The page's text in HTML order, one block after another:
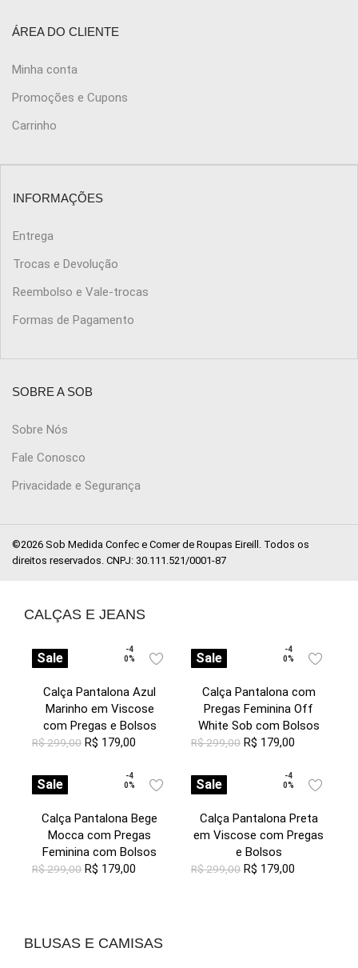
ÁREA DO CLIENTE
Minha conta
Promoções e Cupons
Carrinho
INFORMAÇÕES
Entrega
Trocas e Devolução
Reembolso e Vale-trocas
Formas de Pagamento
SOBRE A SOB
Sobre Nós
Fale Conosco
Privacidade e Segurança
©2026 Sob Medida Confec e Comer de Roupas Eireill. Todos os
direitos reservados. CNPJ: 30.111.521/0001-87
CALÇAS E JEANS
Sale
-4
0%
Calça Pantalona Azul
Marinho em Viscose
com Pregas e Bolsos
R$299,00 R$ 179,00
Sale
-4
0%
Calça Pantalona com
Pregas Feminina Off
White Sob com Bolsos
R$299,00 R$ 179,00
Sale
-4
0%
Calça Pantalona Bege
Mocca com Pregas
Feminina com Bolsos
R$299,00 R$ 179,00
Sale
-4
0%
Calça Pantalona Preta
em Viscose com Pregas
e Bolsos
R$299,00 R$ 179,00
BLUSAS E CAMISAS